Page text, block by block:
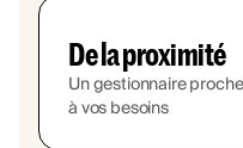
De la proximité
Un gestionnaire
à vos besoins